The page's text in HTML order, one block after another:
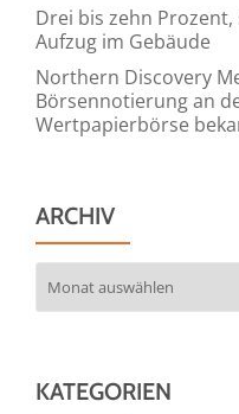
Drei bis zehn
Aufzug im Gebäude
Northern Discovery
Börsennotierung an
Wertpapierbörse
ARCHIV
KATEGORIEN